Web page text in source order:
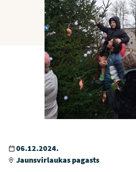
06.12.2024.
Jaunsvirlaukas pagasts